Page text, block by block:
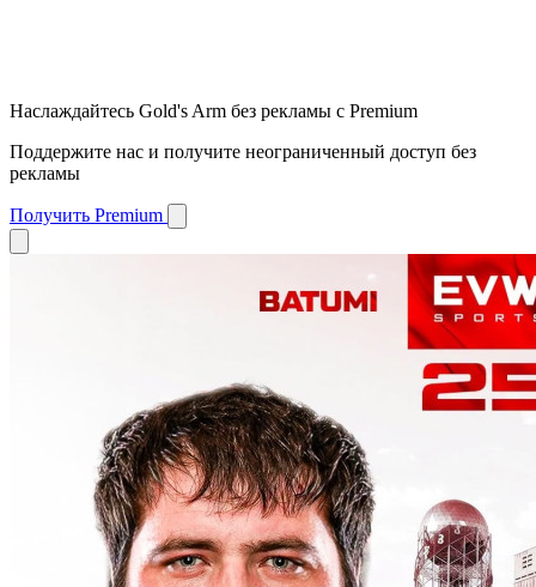
Наслаждайтесь Gold's Arm без рекламы с Premium
Поддержите нас и получите неограниченный доступ без
рекламы
Получить Premium